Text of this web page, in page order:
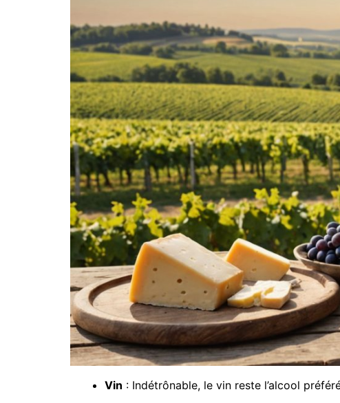
Vin : Indétrônable, le vin reste l’alcool